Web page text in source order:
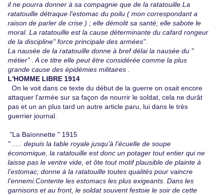
il ne pourra donner à sa compagnie que de la ratatouille.La
ratatouille détraque l'estomac du poilu ( mon correspondant a
raison de parler de crise ) ; elle démolit sa santé; elle sabote le
moral. La ratatouille est la cause déterminante du cafard rongeur
de la discipline" force principale des armées".
La nausée de la ratatouille donne à bref délai la nausée du "
métier" . A ce titre elle peut être considérée comme la plus
grande cause des épidémies militaires .
L'HOMME LIBRE 1914
On le voit dans ce texte du début de la guerre on osait encore
attaquer l'armée sur sa façon de nourrir le soldat, cela ne durât
pas et un an plus tard un autre article paru, lui dans le très
guerrier journal.
"La Baïonnette " 1915
" ..... depuis la table royale jusqu'à l’écuelle de soupe
économique, la ratatouille est donc un potager tout entier qui ne
laisse pas le ventre vide, et ôte tout motif plausible de plainte à
l’estomac; donne à la ratatouille toutes qualités pour vaincre
l’ennemi.Contente les estomacs les plus exigeants. Dans les
garnisons et au front, le soldat souvent festoie le soir de cette